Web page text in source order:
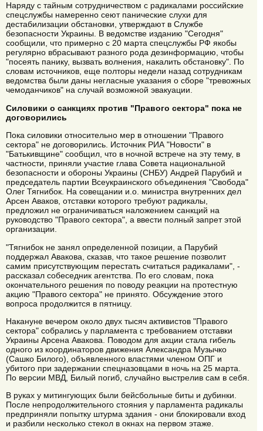
Наряду с тайным сотрудничеством с радикалами российские
спецслужбы намеренно сеют панические слухи для
дестабилизации обстановки, утверждают в Службе
безопасности Украины. В ведомстве изданию "Сегодня"
сообщили, что примерно с 20 марта спецслужбы РФ якобы
регулярно вбрасывают разного рода дезинформацию, чтобы
"посеять панику, вызвать волнения, накалить обстановку". По
словам источников, еще полторы недели назад сотрудникам
ведомства были даны негласные указания о сборе "тревожных
чемоданчиков" на случай возможной эвакуации.
Силовики о санкциях против "Правого сектора" пока не
договорились
Пока силовики относительно мер в отношении "Правого
сектора" не договорились. Источник РИА "Новости" в
"Батькивщине" сообщил, что в ночной встрече на эту тему, в
частности, приняли участие глава Совета национальной
безопасности и обороны Украины (СНБУ) Андрей Парубий и
председатель партии Всеукраинского объединения "Свобода"
Олег Тягнибок. На совещании и.о. министра внутренних дел
Арсен Аваков, отставки которого требуют радикалы,
предложил не ограничиваться наложением санкций на
руководство "Правого сектора", а ввести полный запрет этой
организации.
"Тягнибок не занял определенной позиции, а Парубий
поддержал Авакова, сказав, что такое решение позволит
самим присутствующим перестать считаться радикалами", -
рассказал собеседник агентства. По его словам, пока
окончательного решения по поводу реакции на протестную
акцию "Правого сектора" не принято. Обсуждение этого
вопроса продолжится в пятницу.
Накануне вечером около двух тысяч активистов "Правого
сектора" собрались у парламента с требованием отставки
Украины Арсена Авакова. Поводом для акции стала гибель
одного из координаторов движения Александра Музычко
(Сашко Билого), объявленного властями членом ОПГ и
убитого при задержании спецназовцами в ночь на 25 марта.
По версии МВД, Билый погиб, случайно выстрелив сам в себя.
В руках у митингующих были бейсбольные биты и дубинки.
После непродолжительного стояния у парламента радикалы
предприняли попытку штурма здания - они блокировали вход
и разбили несколько стекол в окнах на первом этаже.